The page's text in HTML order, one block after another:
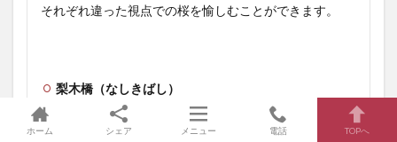
それぞれ違った視点での桜を愉しむことができます。
梨木橋（なしきばし）
唐俣橋（とうまたはし）
ホーム シェア メニュー 電話 TOPへ